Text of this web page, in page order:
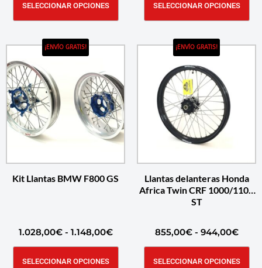
SELECCIONAR OPCIONES SELECCIONAR OPCIONES
¡ENVÍO GRATIS!
Kit Llantas BMW F800 GS
1.028,00€ - 1.148,00€
SELECCIONAR OPCIONES
¡ENVÍO GRATIS!
Llantas delanteras Honda
Africa Twin CRF 1000/1100
ST
855,00€ - 944,00€
SELECCIONAR OPCIONES